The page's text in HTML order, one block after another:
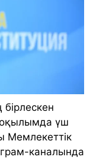
оқылымда үш
Мемлекеттік
каналында